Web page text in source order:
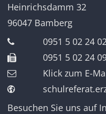
Heinrichsdamm 32
96047 Bamberg
0951 5 02 24 02
0951 5 02 24
Klick zum E-
Besuchen Sie uns auf